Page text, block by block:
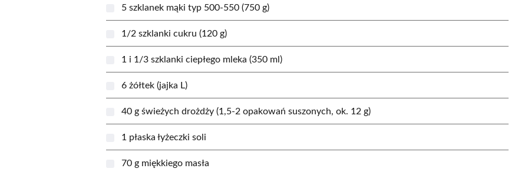
5 szklanek mąki typ 500-550 (750 g)
1/2 szklanki cukru (120 g)
1 i 1/3 szklanki ciepłego mleka (350 ml)
6 żółtek (jajka L)
40 g świeżych drożdży (1,5-2 opakowań suszonych, ok. 12 g)
1 płaska łyżeczki soli
70 g miękkiego masła